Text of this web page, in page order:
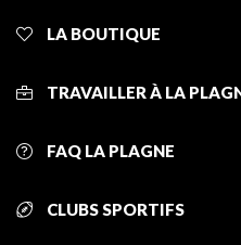
LA BOUTIQUE
TRAVAILLER À LA
FAQ LA PLAGNE
CLUBS SPORTIFS